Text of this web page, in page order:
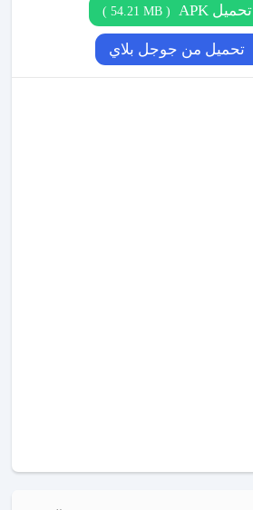
تحميل APK (
54.21 MB
)
تحميل من جوجل بلاي